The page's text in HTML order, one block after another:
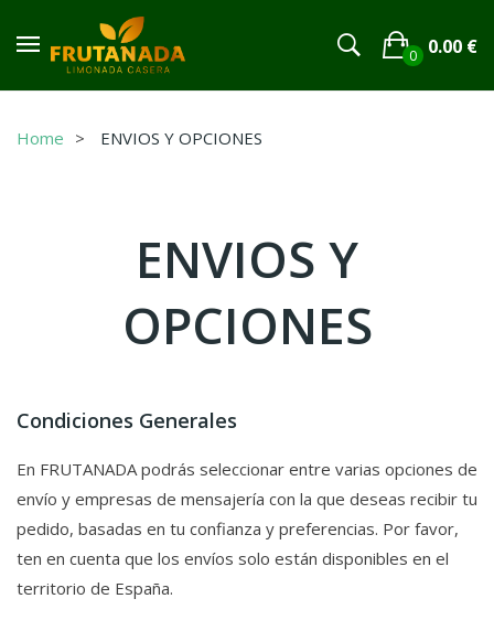
0 0.00 €
Home
ENVIOS Y OPCIONES
ENVIOS Y
OPCIONES
Condiciones Generales
En FRUTANADA podrás seleccionar entre varias opciones de
envío y empresas de mensajería con la que deseas recibir tu
pedido, basadas en tu confianza y preferencias. Por favor,
ten en cuenta que los envíos solo están disponibles en el
territorio de España.